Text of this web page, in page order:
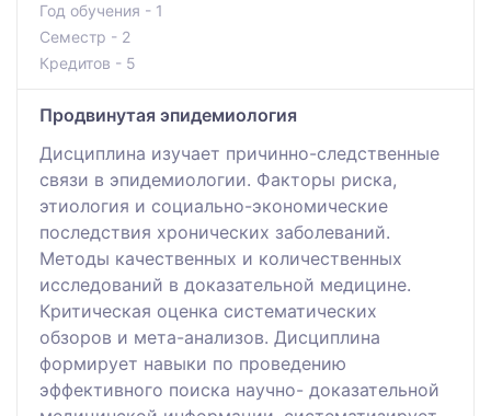
Год обучения - 1
Семестр - 2
Кредитов - 5
Продвинутая эпидемиология
Дисциплина изучает причинно-следственные
связи в эпидемиологии. Факторы риска,
этиология и социально-экономические
последствия хронических заболеваний.
Методы качественных и количественных
исследований в доказательной медицине.
Критическая оценка систематических
обзоров и мета-анализов. Дисциплина
формирует навыки по проведению
эффективного поиска научно- доказательной